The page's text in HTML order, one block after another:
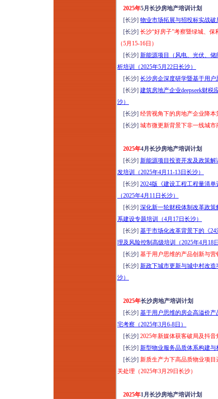
稿）深度解读暨建设
工程合同风险点、结
算、索赔、审计、财
评及司法鉴定审理实
务专题培训（2026年
8月14日哈尔滨）
2026小体量商业运营
提效与营收增量实战
特训班（8月15-16日
成都）
优秀物业管理项目经
理训练营（2026年8
月15-16日成都）
2026年工程挂靠、建
筑劳务税务稽查高频
风险应对及税负合规
构建培训（8月15-16
日成都）
建工司法解释（二）
新规深度研判与风控
维权实战研修（2026
年8月15-16日郑州）
走进银川，区域标杆
房企经典项目考察，
吃透长效运营逻辑
（2026年8月15-16
日）
2025年5月长沙房地产培训计划
[长沙] 物业市场拓展与招投标实战破
[长沙] 长沙“好房子”考察暨绿城、
（5月15-16日）
[长沙] 新能源项目（风电、光伏、
析培训（2025年5月22日长沙）
[长沙] 长沙房企深度研学暨基于用户
[长沙] 建筑房地产企业deepseek财
沙）
[长沙] 经营视角下的房地产企业降
[长沙] 城市微更新背景下非一线城
2025年4月长沙房地产培训计划
[长沙] 新能源项目投资开发及政策
发培训（2025年4月11-13日长沙）
[长沙] 2024版《建设工程工程量清
（2025年4月11日长沙）
[长沙] 深化新一轮财税体制改革政
系建设专题培训（4月17日长沙）
[长沙] 基于市场化改革背景下的《
理及风险控制高级培训（2025年4月18
[长沙] 基于用户思维的产品创新与营
[长沙] 新政下城市更新与城中村改
沙）
2025年长沙房地产培训计划
[长沙] 基于用户思维的房企高溢价
宅考察（2025年3月6-8日）
[长沙] 2025年新媒体获客破局及抖
[长沙] 新型物业服务品质体系构建与
[长沙] 新质生产力下高品质物业项
关处理（2025年3月29日长沙）
2025年1月长沙房地产培训计划